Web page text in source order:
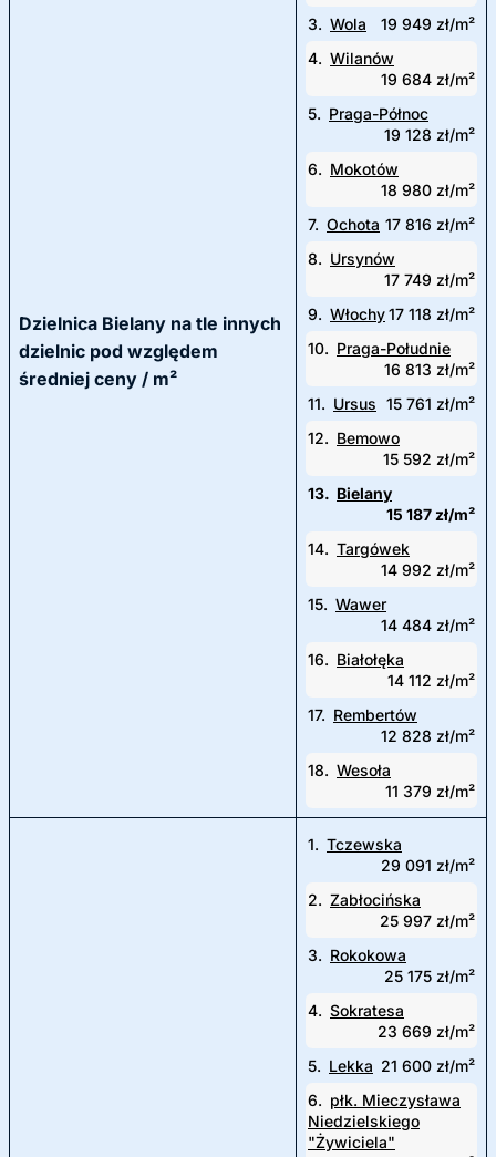
Dzielnica Bielany na tle innych
dzielnic pod względem
średniej ceny / m²
3. Wola
19 949 zł/m²
4. Wilanów
19 684 zł/m²
5. Praga-Północ
19 128 zł/m²
6. Mokotów
18 980 zł/m²
7. Ochota 17 816 zł/m²
8. Ursynów
17 749 zł/m²
9. Włochy17 118 zł/m²
10. Praga-Południe
16 813 zł/m²
11. Ursus 15 761 zł/m²
12. Bemowo
15 592 zł/m²
13. Bielany
15 187 zł/m²
14. Targówek
14 992 zł/m²
15. Wawer
14 484 zł/m²
16. Białołęka
14 112 zł/m²
17. Rembertów
12 828 zł/m²
18. Wesoła
11 379 zł/m²
1. Tczewska
29 091 zł/m²
2. Zabłocińska
25 997 zł/m²
3. Rokokowa
25 175 zł/m²
4. Sokratesa
23 669 zł/m²
5. Lekka 21 600 zł/m²
6. płk. Mieczysława
Niedzielskiego
"Żywiciela"